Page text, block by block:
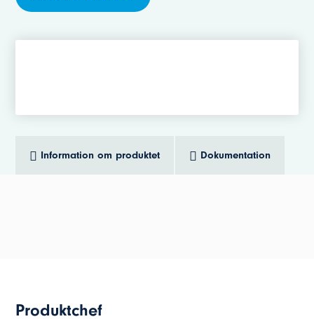
Information om produktet Dokumentation
Produktchef